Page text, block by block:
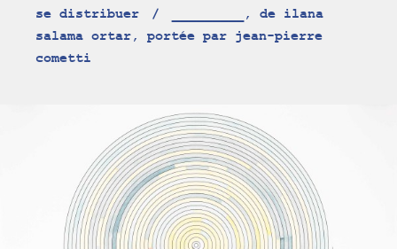
se distribuer
_________, de ilana
salama ortar, portée par jean-pierre
cometti